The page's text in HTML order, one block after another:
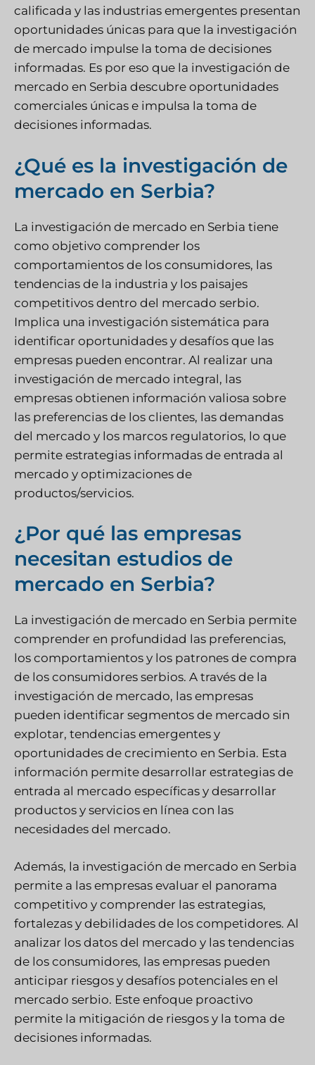
calificada y las industrias emergentes presentan
oportunidades únicas para que la investigación
de mercado impulse la toma de decisiones
informadas. Es por eso que la investigación de
mercado en Serbia descubre oportunidades
comerciales únicas e impulsa la toma de
decisiones informadas.
¿Qué es la investigación de
mercado en Serbia?
La investigación de mercado en Serbia tiene
como objetivo comprender los
comportamientos de los consumidores, las
tendencias de la industria y los paisajes
competitivos dentro del mercado serbio.
Implica una investigación sistemática para
identificar oportunidades y desafíos que las
empresas pueden encontrar. Al realizar una
investigación de mercado integral, las
empresas obtienen información valiosa sobre
las preferencias de los clientes, las demandas
del mercado y los marcos regulatorios, lo que
permite estrategias informadas de entrada al
mercado y optimizaciones de
productos/servicios.
¿Por qué las empresas
necesitan estudios de
mercado en Serbia?
La investigación de mercado en Serbia permite
comprender en profundidad las preferencias,
los comportamientos y los patrones de compra
de los consumidores serbios. A través de la
investigación de mercado, las empresas
pueden identificar segmentos de mercado sin
explotar, tendencias emergentes y
oportunidades de crecimiento en Serbia. Esta
información permite desarrollar estrategias de
entrada al mercado específicas y desarrollar
productos y servicios en línea con las
necesidades del mercado.
Además, la investigación de mercado en Serbia
permite a las empresas evaluar el panorama
competitivo y comprender las estrategias,
fortalezas y debilidades de los competidores. Al
analizar los datos del mercado y las tendencias
de los consumidores, las empresas pueden
anticipar riesgos y desafíos potenciales en el
mercado serbio. Este enfoque proactivo
permite la mitigación de riesgos y la toma de
decisiones informadas.